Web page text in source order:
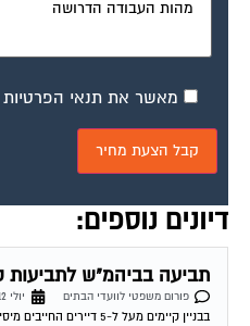
מאשר את תנאי הפרטיות
דיונים נוספים:
תביעה בביהמ"ש לתביעות
פורום משפטי לוועדי הבתים
יולי 12, 2004
בבניין קיימים מעל ל-5